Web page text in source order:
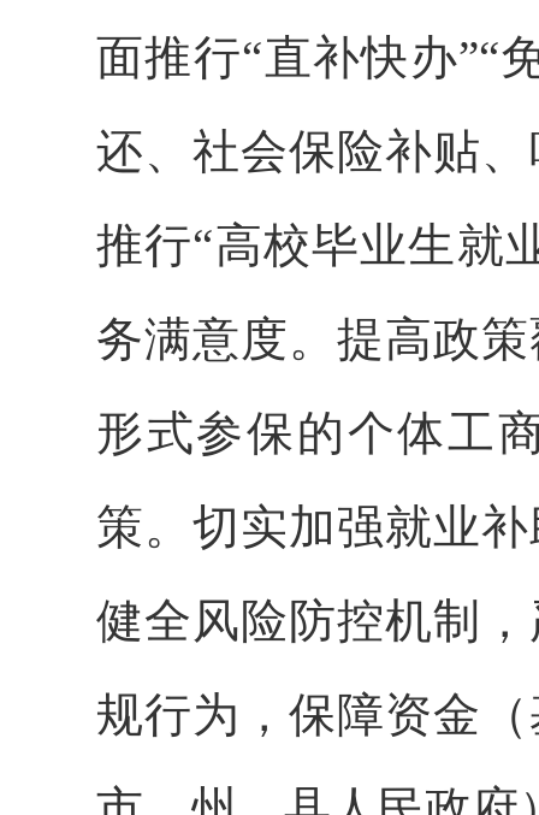
面推行“直补快办”“
还、社会保险补贴
推行“高校毕业生就
务满意度。提高政
形式参保的个体工
策。切实加强就业
健全风险防控机制
规行为，保障资金